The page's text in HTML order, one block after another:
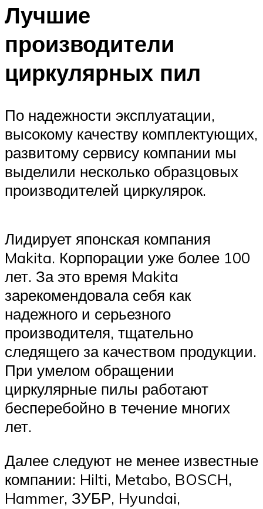
Лучшие
производители
циркулярных пил
По надежности эксплуатации,
высокому качеству комплектующих,
развитому сервису компании мы
выделили несколько образцовых
производителей циркулярок.
Лидирует японская компания
Makita. Корпорации уже более 100
лет. За это время Makita
зарекомендовала себя как
надежного и серьезного
производителя, тщательно
следящего за качеством продукции.
При умелом обращении
циркулярные пилы работают
бесперебойно в течение многих
лет.
Далее следуют не менее известные
компании: Hilti, Metabo, BOSCH,
Hammer, ЗУБР, Hyundai,